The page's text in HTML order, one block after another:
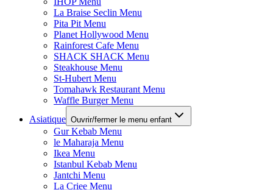
La Braise Seclin Menu
Pita Pit Menu
Planet Hollywood Menu
Rainforest Cafe Menu
SHACK SHACK Menu
Steakhouse Menu
St-Hubert Menu
Tomahawk Restaurant Menu
Waffle Burger Menu
Asiatique Ouvrir/fermer le menu enfant
Gur Kebab Menu
le Maharaja Menu
Ikea Menu
Istanbul Kebab Menu
Jantchi Menu
La Criee Menu